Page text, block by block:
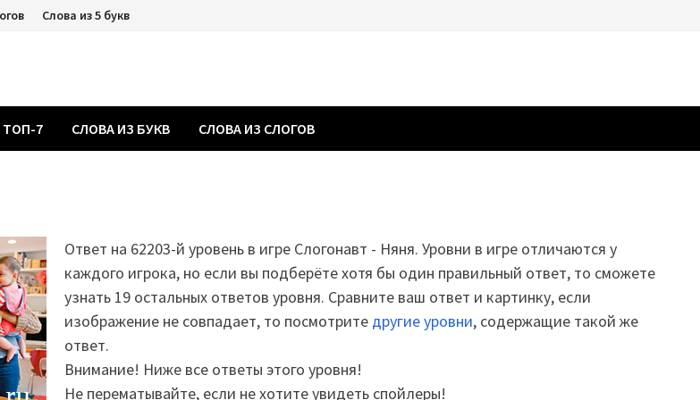
Слова из 5 букв
ТОП-7 СЛОВА ИЗ БУКВ СЛОВА ИЗ СЛОГОВ
Ответ на 62203-й уровень в игре Слогонавт - Няня. Уровни в игре отличаются у
каждого игрока, но если вы подберёте хотя бы один правильный ответ, то сможете
узнать 19 остальных ответов уровня. Сравните ваш ответ и картинку, если
изображение не совпадает, то посмотрите другие уровни, содержащие такой же
ответ.
Внимание! Ниже все ответы этого уровня!
Не перематывайте, если не хотите увидеть спойлеры!